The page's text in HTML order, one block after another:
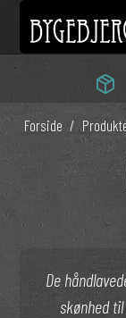
Forside /
De
skønhed